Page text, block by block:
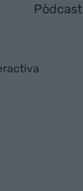
Pòdcast